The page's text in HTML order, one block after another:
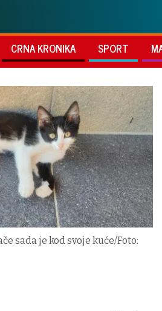
CRNA KRONIKA SPORT
sada je kod svoje kuće/Foto: